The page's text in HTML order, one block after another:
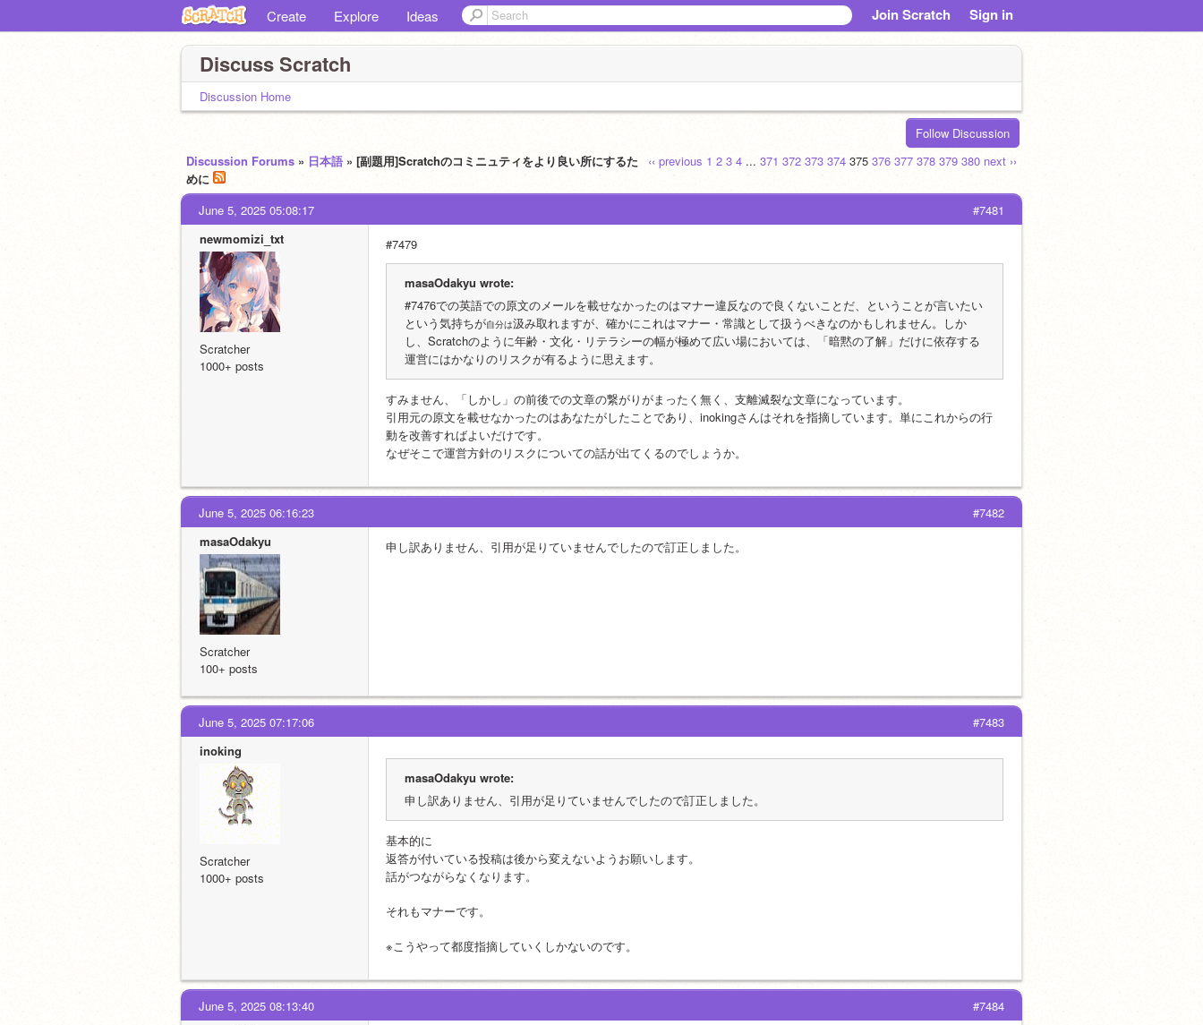
Create Explore Ideas Join Scratch Sign in
Discuss Scratch
Discussion Home
Follow Discussion
‹‹ previous 1 2 3 4 ... 371 372 373 374 375 376 377 378 379 380 next ››
Discussion Forums » 日本語 » [副題用]Scratchのコミニュティをより良い所にするた
めに
#7481
June 5, 2025 05:08:17
newmomizi_txt
Scratcher
1000+ posts
#7479
masaOdakyu wrote:
#7476での英語での原文のメールを載せなかったのはマナー違反なので良くないことだ、ということが言いたい
という気持ちが自分は汲み取れますが、確かにこれはマナー・常識として扱うべきなのかもしれません。しか
し、Scratchのように年齢・文化・リテラシーの幅が極めて広い場においては、「暗黙の了解」だけに依存する
運営にはかなりのリスクが有るように思えます。
すみません、「しかし」の前後での文章の繋がりがまったく無く、支離滅裂な文章になっています。
引用元の原文を載せなかったのはあなたがしたことであり、inokingさんはそれを指摘しています。単にこれからの行
動を改善すればよいだけです。
なぜそこで運営方針のリスクについての話が出てくるのでしょうか。
#7482
June 5, 2025 06:16:23
masaOdakyu
Scratcher
100+ posts
申し訳ありません、引用が足りていませんでしたので訂正しました。
#7483
June 5, 2025 07:17:06
inoking
Scratcher
1000+ posts
masaOdakyu wrote:
申し訳ありません、引用が足りていませんでしたので訂正しました。
基本的に
返答が付いている投稿は後から変えないようお願いします。
話がつながらなくなります。
それもマナーです。
※こうやって都度指摘していくしかないのです。
#7484
June 5, 2025 08:13:40